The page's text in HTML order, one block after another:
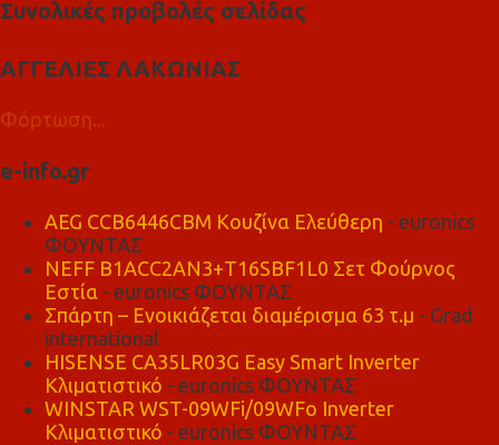
Συνολικές προβολές σελίδας
ΑΓΓΕΛΙΕΣ ΛΑΚΩΝΙΑΣ
Φόρτωση...
e-info.gr
AEG CCB6446CBM Κουζίνα Ελεύθερη - euronics
ΦΟΥΝΤΑΣ
NEFF B1ACC2AN3+T16SBF1L0 Σετ Φούρνος
Εστία - euronics ΦΟΥΝΤΑΣ
Σπάρτη – Ενοικιάζεται διαμέρισμα 63 τ.μ - Grad
international
HISENSE CA35LR03G Easy Smart Inverter
Κλιματιστικό - euronics ΦΟΥΝΤΑΣ
WINSTAR WST-09WFi/09WFo Inverter
Κλιματιστικό - euronics ΦΟΥΝΤΑΣ